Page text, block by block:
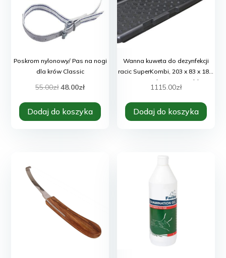
Poskrom nylonowy/ Pas na nogi
dla krów Classic
55.00zł Pierwotna
cena
wynosiła:
48.00złAktualna
cena
wynosi:
Dodaj do koszyka
Wanna kuweta do dezynfekcji
racic SuperKombi, 203 x 83 x 18,5
cm, 200 l, czarna, Kerbl
1115.00zł
Dodaj do koszyka